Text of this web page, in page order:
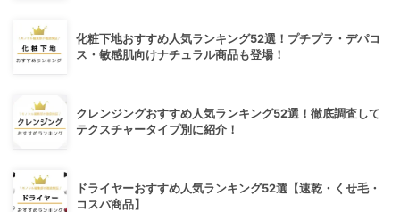
化粧下地おすすめ人気ランキング52選！プチプラ・デパコ
ス・敏感肌向けナチュラル商品も登場！
クレンジングおすすめ人気ランキング52選！徹底調査して
テクスチャータイプ別に紹介！
ドライヤーおすすめ人気ランキング52選【速乾・くせ毛・
コスパ商品】